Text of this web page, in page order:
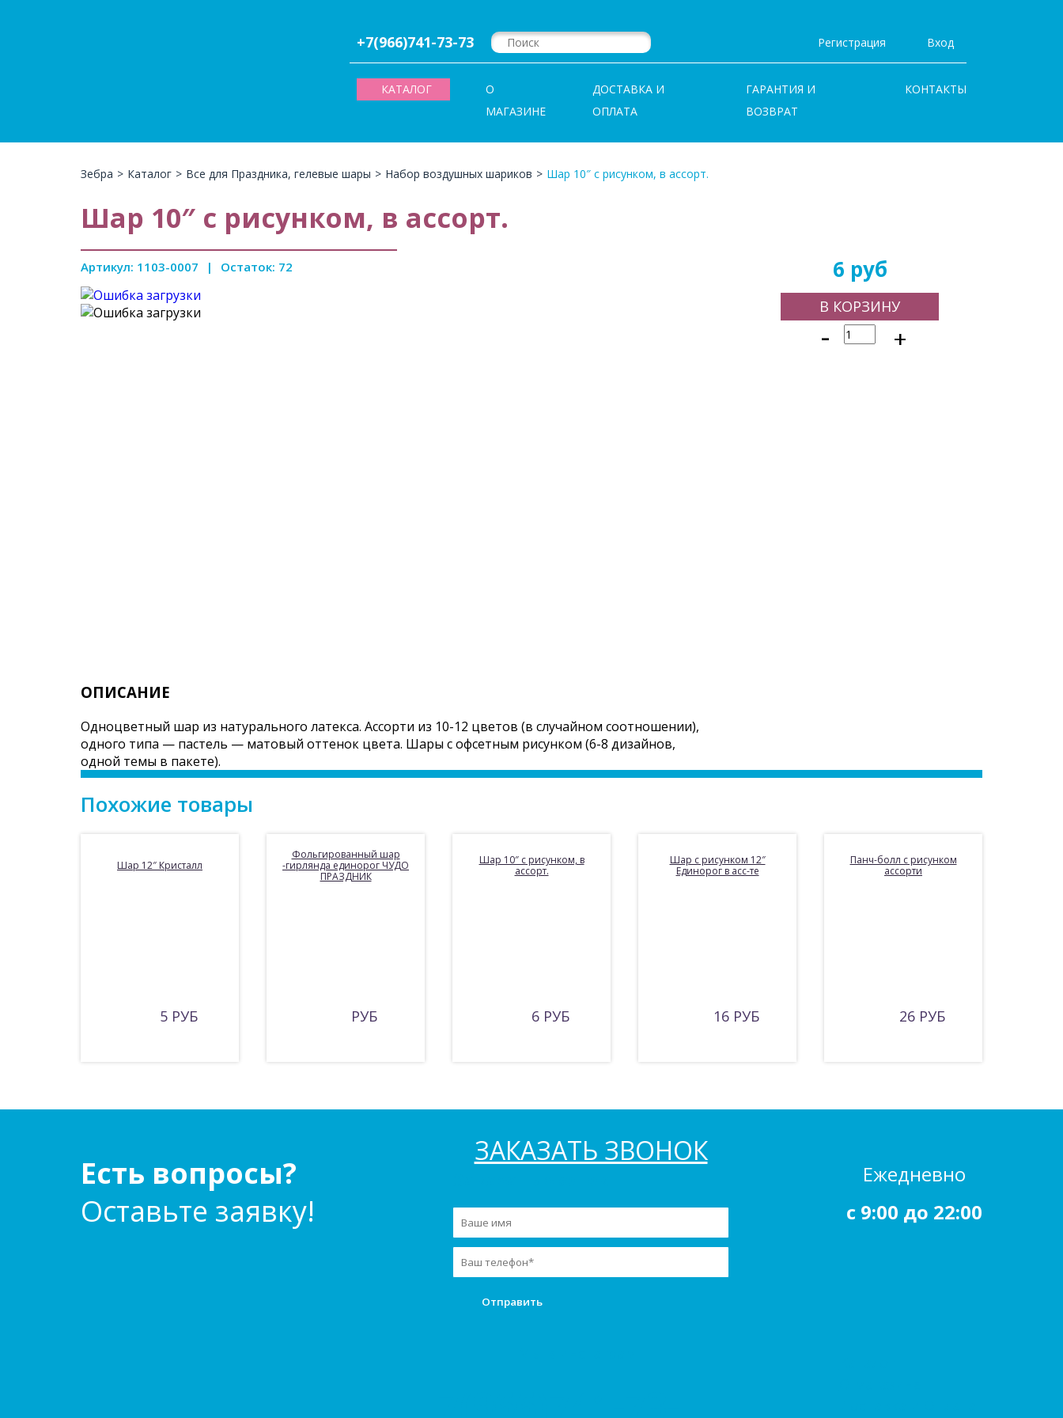
+7(966)741-73-73 Регистрация Вход
КАТАЛОГ
О
МАГАЗИНЕ
ДОСТАВКА И
ОПЛАТА
ГАРАНТИЯ И
ВОЗВРАТ
КОНТАКТЫ
Зебра > Каталог > Все для Праздника, гелевые шары > Набор воздушных шариков > Шар 10″ с рисунком, в ассорт.
Шар 10″ с рисунком, в ассорт.
Артикул: 1103-0007 | Остаток: 72
ОПИСАНИЕ
Одноцветный шар из натурального латекса. Ассорти из 10-12 цветов (в случайном соотношении),
одного типа — пастель — матовый оттенок цвета. Шары с офсетным рисунком (6-8 дизайнов,
одной темы в пакете).
6 руб
В КОРЗИНУ
- +
Похожие товары
Шар 12″ Кристалл
5 РУБ
Фольгированный шар
-гирлянда единорог ЧУДО
ПРАЗДНИК
РУБ
Шар 10″ с рисунком, в
ассорт.
6 РУБ
Шар с рисунком 12″
Единорог в асс-те
16 РУБ
Панч-болл с рисунком
ассорти
26 РУБ
Есть вопросы?
Оставьте заявку!
ЗАКАЗАТЬ ЗВОНОК
Ежедневно
c 9:00 до 22:00